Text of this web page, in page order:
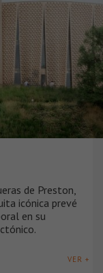
de Preston,
icónica prevé
en su
VER +